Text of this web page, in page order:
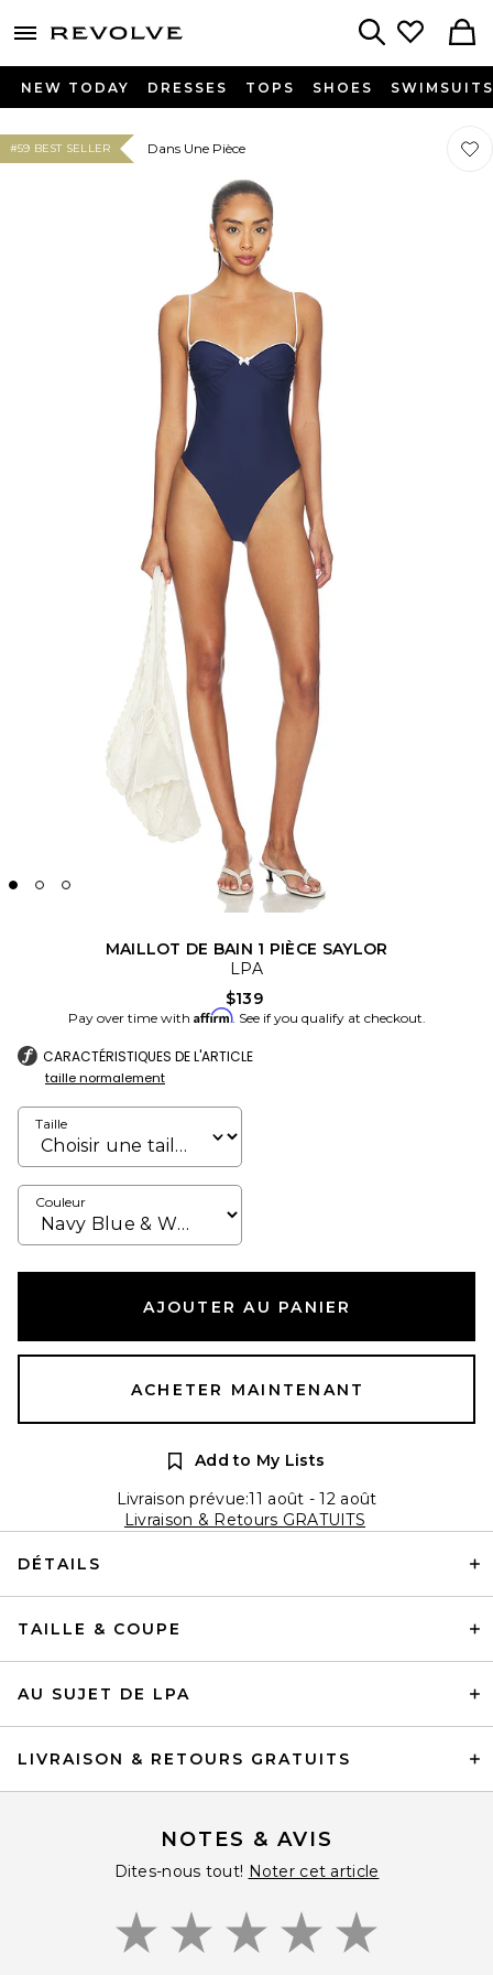
menu - shows more content
NEW TODAY DRESSES TOPS SHOES SWIMSUITS
#59 BEST SELLER Dans Une Pièce
MAILLOT DE BAIN 1 PIÈCE SAYLOR
LPA
$139
Pay over time with Affirm. See if you qualify at checkout.
CARACTÉRISTIQUES DE L'ARTICLE
taille normalement
Taille
Couleur
AJOUTER AU PANIER
ACHETER MAINTENANT
Add to My Lists
Livraison prévue:11 août - 12 août
Livraison & Retours GRATUITS
DÉTAILS
TAILLE & COUPE
AU SUJET DE LPA
LIVRAISON & RETOURS GRATUITS
NOTES & AVIS
Dites-nous tout! Noter cet article